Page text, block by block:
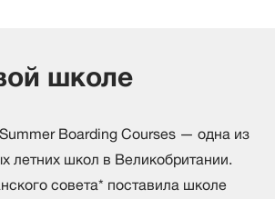
школе
Boarding Courses — одна из
летних школ в Великобритании.
совета* поставила школе